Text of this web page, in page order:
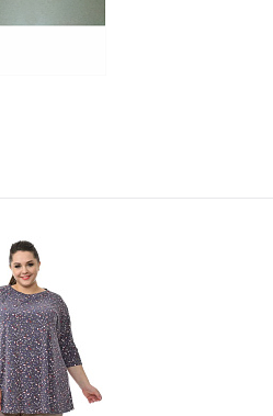
В корзину